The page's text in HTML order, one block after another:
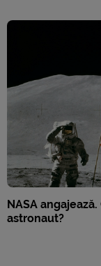
NASA
astronaut?